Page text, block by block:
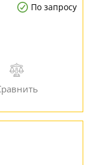
По запросу